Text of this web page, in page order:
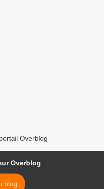
Overblog
Overblog
blog